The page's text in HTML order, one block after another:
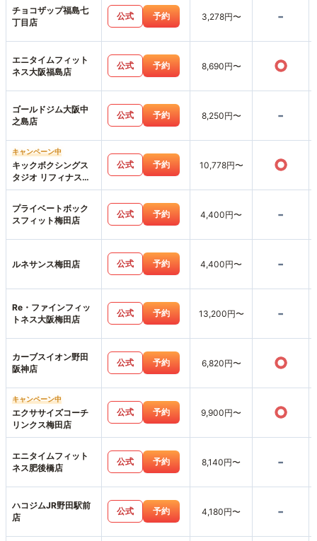
チョコザップ福島七
丁目店
公式 予約 3,278円〜 -
エニタイムフィット
ネス大阪福島店
公式 予約 8,690円〜 ○
ゴールドジム大阪中
之島店
公式 予約 8,250円〜 -
キャンペーン中
キックボクシングス
タジオ リフィナス大
阪梅田店
公式 予約 10,778円〜 ○
プライベートボック
スフィット梅田店
公式 予約 4,400円〜 -
ルネサンス梅田店 公式 予約 4,400円〜 -
Re・ファインフィッ
トネス大阪梅田店
公式 予約 13,200円〜 -
カーブスイオン野田
阪神店
公式 予約 6,820円〜 ○
キャンペーン中
エクササイズコーチ
リンクス梅田店
公式 予約 9,900円〜 ○
エニタイムフィット
ネス肥後橋店
公式 予約 8,140円〜 -
ハコジムJR野田駅前
店
公式 予約 4,180円〜 -